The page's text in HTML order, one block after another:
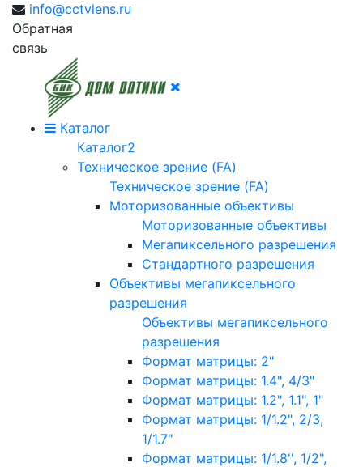
info@cctvlens.ru
Обратная
связь
Каталог
Каталог2
Техническое зрение (FA)
Техническое зрение (FA)
Моторизованные объективы
Моторизованные объективы
Мегапиксельного разрешения
Стандартного разрешения
Объективы мегапиксельного
разрешения
Объективы мегапиксельного
разрешения
Формат матрицы: 2"
Формат матрицы: 1.4", 4/3"
Формат матрицы: 1.2", 1.1", 1"
Формат матрицы: 1/1.2", 2/3,
1/1.7"
Формат матрицы: 1/1.8'', 1/2",